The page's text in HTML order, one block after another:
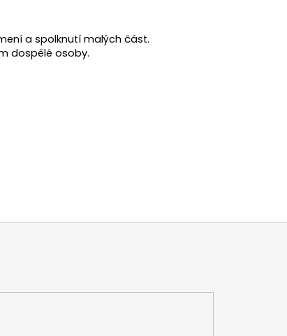
a spolknutí malých část.
dospělé osoby.